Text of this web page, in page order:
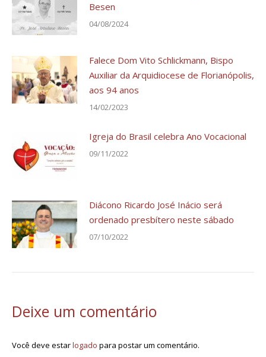
Besen
04/08/2024
Falece Dom Vito Schlickmann, Bispo
Auxiliar da Arquidiocese de Florianópolis,
aos 94 anos
14/02/2023
Igreja do Brasil celebra Ano Vocacional
09/11/2022
Diácono Ricardo José Inácio será
ordenado presbítero neste sábado
07/10/2022
Deixe um comentário
Você deve estarlogado para postar um comentário.